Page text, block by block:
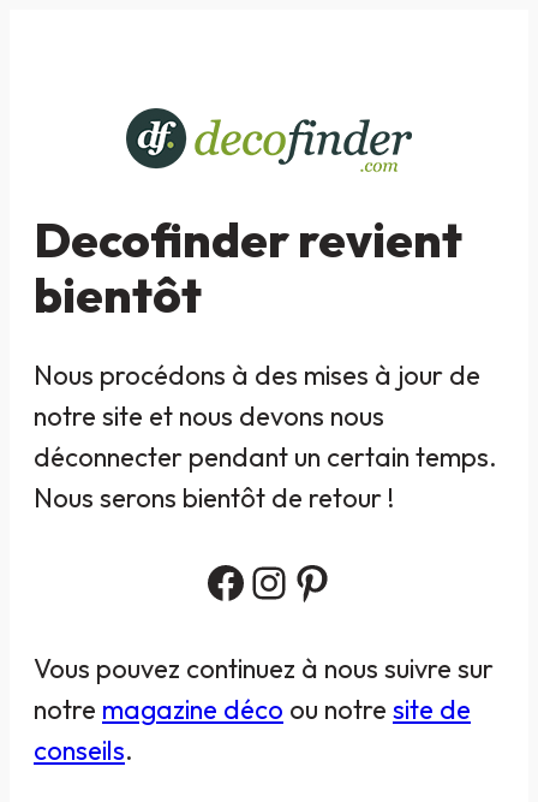
Decofinder revient
bientôt
Nous procédons à des mises à jour de
notre site et nous devons nous
déconnecter pendant un certain temps.
Nous serons bientôt de retour !
Facebook
Instagram
Pinterest
Vous pouvez continuez à nous suivre sur
notre magazine déco ou notre site de
conseils.